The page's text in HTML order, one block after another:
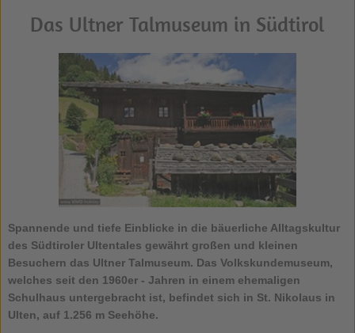
Das Ultner Talmuseum in Südtirol
Spannende und tiefe Einblicke in die bäuerliche Alltagskultur
des Südtiroler Ultentales gewährt großen und kleinen
Besuchern das Ultner Talmuseum. Das Volkskundemuseum,
welches seit den 1960er - Jahren in einem ehemaligen
Schulhaus untergebracht ist, befindet sich in St. Nikolaus in
Ulten, auf 1.256 m Seehöhe.